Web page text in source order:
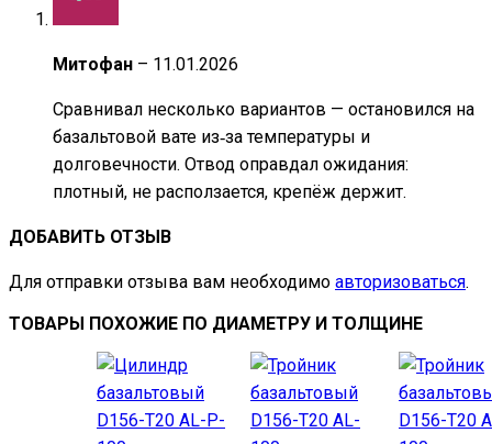
Митофан – 11.01.2026
Сравнивал несколько вариантов — остановился на
базальтовой вате из‑за температуры и
долговечности. Отвод оправдал ожидания:
плотный, не расползается, крепёж держит.
ДОБАВИТЬ ОТЗЫВ
Для отправки отзыва вам необходимо авторизоваться.
ТОВАРЫ ПОХОЖИЕ ПО ДИАМЕТРУ И ТОЛЩИНЕ